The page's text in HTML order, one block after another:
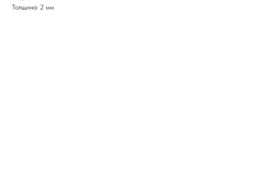
Толщина: 2 мм